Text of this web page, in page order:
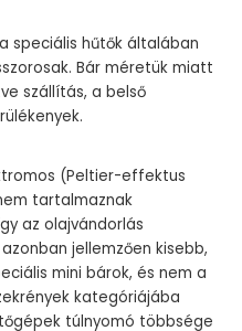
speciális hűtők általában
Bár méretük miatt
szállítás, a belső
(Peltier-effektus
tartalmaznak
az olajvándorlás
jellemzően kisebb,
mini bárok, és nem a
kategóriájába
túlnyomó többsége